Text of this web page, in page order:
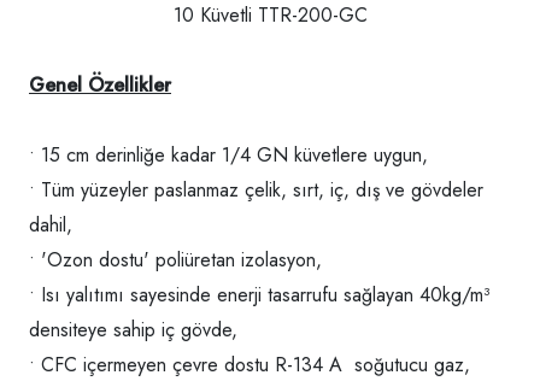
10 Küvetli TTR-200-GC
Genel Özellikler
• 15 cm derinliğe kadar 1/4 GN küvetlere uygun,
• Tüm yüzeyler paslanmaz çelik, sırt, iç, dış ve gövdeler
dahil,
• 'Ozon dostu' poliüretan izolasyon,
• Isı yalıtımı sayesinde enerji tasarrufu sağlayan 40kg/m³
densiteye sahip iç gövde,
• CFC içermeyen çevre dostu R-134 A soğutucu gaz,